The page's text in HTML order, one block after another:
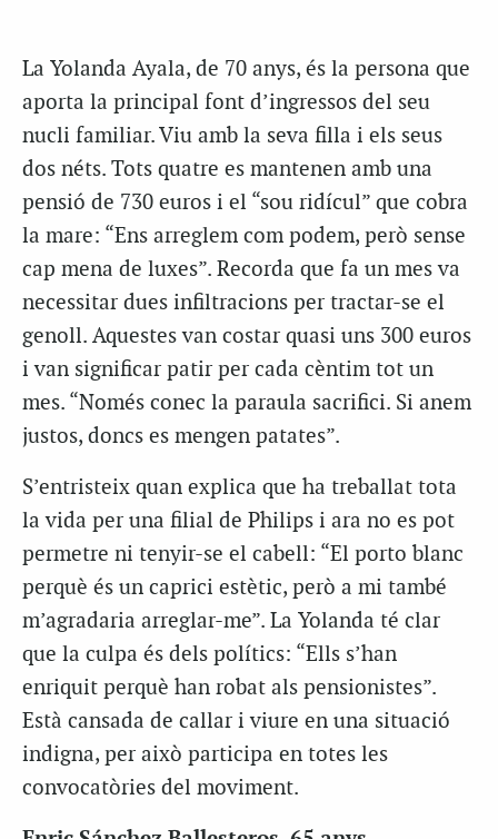
La Yolanda Ayala, de 70 anys, és la persona que
aporta la principal font d’ingressos del seu
nucli familiar. Viu amb la seva filla i els seus
dos néts. Tots quatre es mantenen amb una
pensió de 730 euros i el “sou ridícul” que cobra
la mare: “Ens arreglem com podem, però sense
cap mena de luxes”. Recorda que fa un mes va
necessitar dues infiltracions per tractar-se el
genoll. Aquestes van costar quasi uns 300 euros
i van significar patir per cada cèntim tot un
mes. “Només conec la paraula sacrifici. Si anem
justos, doncs es mengen patates”.
S’entristeix quan explica que ha treballat tota
la vida per una filial de Philips i ara no es pot
permetre ni tenyir-se el cabell: “El porto blanc
perquè és un caprici estètic, però a mi també
m’agradaria arreglar-me”. La Yolanda té clar
que la culpa és dels polítics: “Ells s’han
enriquit perquè han robat als pensionistes”.
Està cansada de callar i viure en una situació
indigna, per això participa en totes les
convocatòries del moviment.